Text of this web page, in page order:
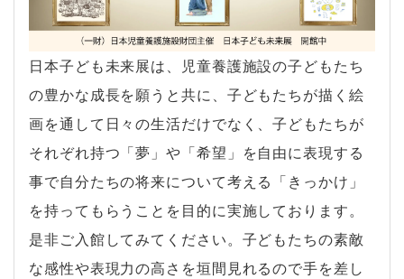
日本子ども未来展は、児童養護施設の子どもたち
の豊かな成長を願うと共に、子どもたちが描く絵
画を通して日々の生活だけでなく、子どもたちが
それぞれ持つ「夢」や「希望」を自由に表現する
事で自分たちの将来について考える「きっかけ」
を持ってもらうことを目的に実施しております。
是非ご入館してみてください。子どもたちの素敵
な感性や表現力の高さを垣間見れるので手を差し